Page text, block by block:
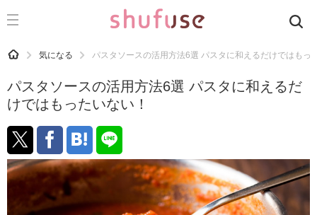
CATEGORY 記事カテゴリ
運気
洗濯
生活の知恵
お金
掃除
HOME 気になる パスタソースの活用方法6選 パスタに和えるだけではもっ
パスタソースの活用方法6選 パスタに和えるだ
けではもったいない！